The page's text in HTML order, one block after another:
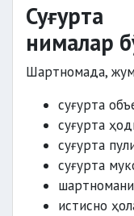
нималар
Шартномада,
суғурта
суғурта
суғурта
суғурта
истисно